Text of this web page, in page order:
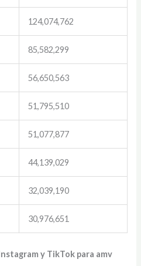
124,074,762
85,582,299
56,650,563
51,795,510
51,077,877
44,139,029
32,039,190
30,976,651
y TikTok para amv